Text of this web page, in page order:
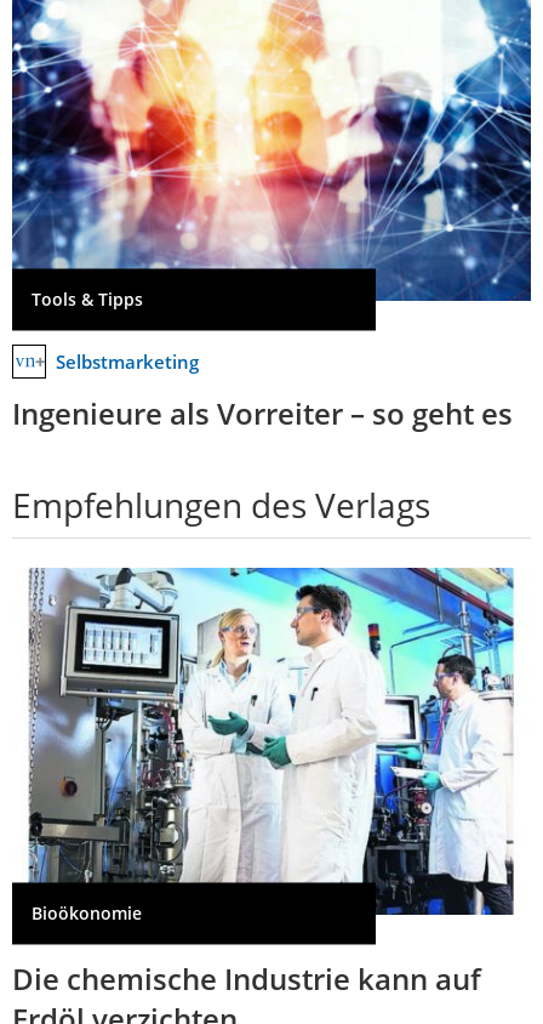
Tools & Tipps
Selbstmarketing
Ingenieure als Vorreiter – so geht es
Empfehlungen des Verlags
Bioökonomie
Die chemische Industrie kann auf